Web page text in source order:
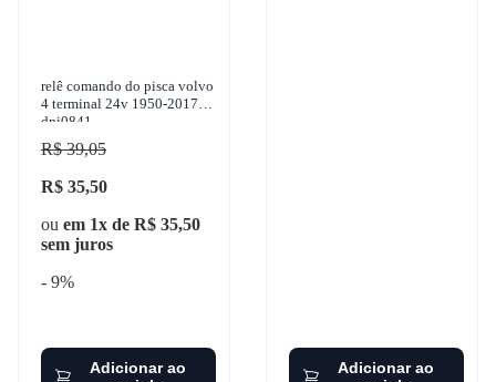
relê comando do pisca volvo
4 terminal 24v 1950-2017-
dni0841
R$ 39,05
R$ 35,50
ou em 1x de R$ 35,50
sem juros
- 9%
Adicionar ao
Adicionar ao